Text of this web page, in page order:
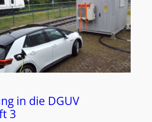
in die DGUV
3